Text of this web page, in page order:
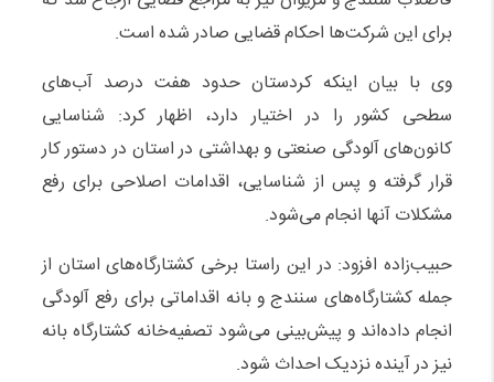
برای این شرکت‌ها احکام قضایی صادر شده است.
وی با بیان اینکه کردستان حدود هفت درصد آب‌های
سطحی کشور را در اختیار دارد، اظهار کرد: شناسایی
کانون‌های آلودگی صنعتی و بهداشتی در استان در دستور کار
قرار گرفته و پس از شناسایی، اقدامات اصلاحی برای رفع
مشکلات آنها انجام می‌شود.
حبیب‌زاده افزود: در این راستا برخی کشتارگاه‌های استان از
جمله کشتارگاه‌های سنندج و بانه اقداماتی برای رفع آلودگی
انجام داده‌اند و پیش‌بینی می‌شود تصفیه‌خانه کشتارگاه بانه
نیز در آینده نزدیک احداث شود.